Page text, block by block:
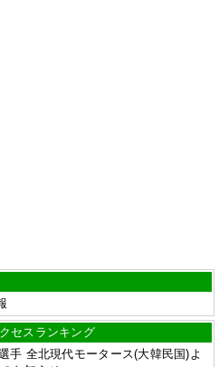
セスランキング
手 全北現代モータース(大韓民国)よ